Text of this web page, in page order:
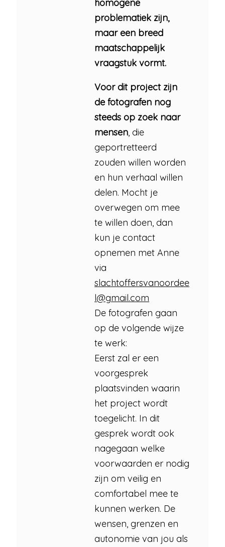
homogene
problematiek zijn,
maar een breed
maatschappelijk
vraagstuk vormt.
Voor dit project zijn
de fotografen nog
steeds op zoek naar
mensen , die
geportretteerd
zouden willen worden
en hun verhaal willen
delen. Mocht je
overwegen om mee
te willen doen, dan
kun je contact
opnemen met Anne
via
slachtoffersvanoordee
l@gmail.com
De fotografen gaan
op de volgende wijze
te werk:
Eerst zal er een
voorgesprek
plaatsvinden waarin
het project wordt
toegelicht. In dit
gesprek wordt ook
nagegaan welke
voorwaarden er nodig
zijn om veilig en
comfortabel mee te
kunnen werken. De
wensen, grenzen en
autonomie van jou als